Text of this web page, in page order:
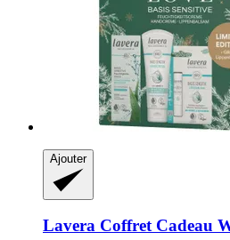
Ajouter
Lavera Coffret Cadeau